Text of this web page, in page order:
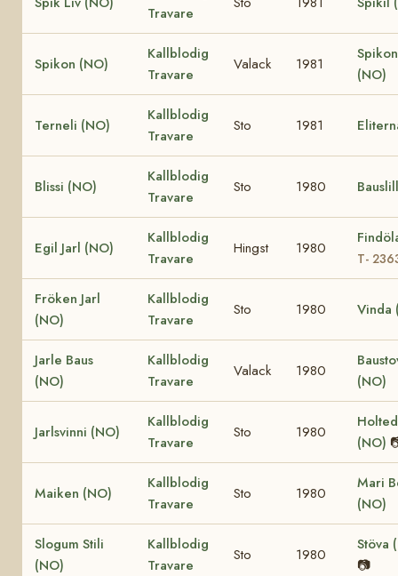
Travare
Spikon (NO)
Kallblodig
Travare
Valack 1981
(NO)
Terneli (NO)
Kallblodig
Travare
Sto 1981
Blissi (NO)
Kallblodig
Travare
Sto 1980
Egil Jarl (NO)
Kallblodig
Travare
Hingst 1980
T-
Fröken Jarl
(NO)
Kallblodig
Travare
Sto 1980 Vinda
Jarle Baus
(NO)
Kallblodig
Travare
Valack 1980
(NO)
Jarlsvinni (NO)
Kallblodig
Travare
Sto 1980
(NO)
Maiken (NO)
Kallblodig
Travare
Sto 1980
Mari
(NO)
Slogum Stili
(NO)
Kallblodig
Travare
Sto 1980
Stöva
📷